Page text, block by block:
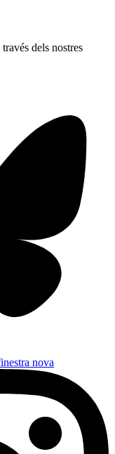
dels nostres
nova